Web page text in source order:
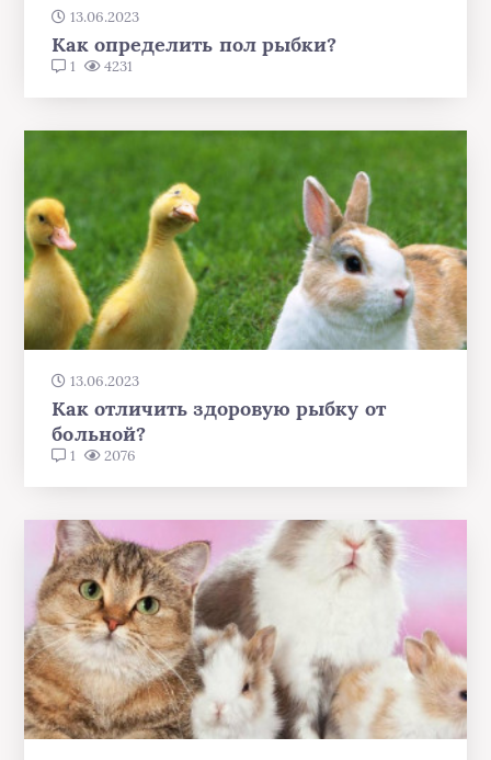
13.06.2023
Как определить пол рыбки?
1 4231
13.06.2023
Как отличить здоровую рыбку от
больной?
1 2076